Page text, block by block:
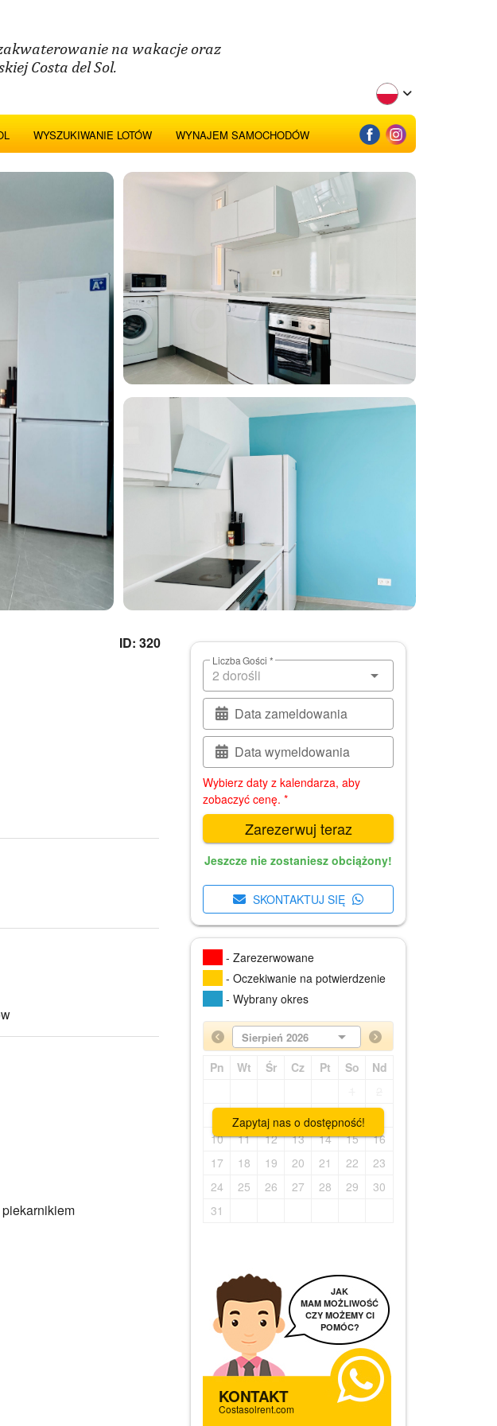
na wakacje oraz
Costa del Sol.
WYSZUKIWANIE LOTÓW WYNAJEM SAMOCHODÓW
ID: 320
piekarnikiem
Liczba Gości *
Data zameldowania
Data wymeldowania
Wybierz daty z kalendarza, aby
zobaczyć cenę. *
Zarezerwuj teraz
Jeszcze nie zostaniesz obciążony!
SKONTAKTUJ SIĘ
- Zarezerwowane
- Oczekiwanie na potwierdzenie
- Wybrany okres
Zapytaj nas o dostępność!
Sierpień 2026
Pn Wt Śr Cz Pt So
Nd
3
8
9
10
11 12 13 14 15
16
17
18 19 20 21 22
23
24
25 26 27 28 29
30
31
JAK
MAM MOŻLIWOŚĆ
CZY MOŻEMY CI
POMÓC?
KONTAKT
Costasolrent.com